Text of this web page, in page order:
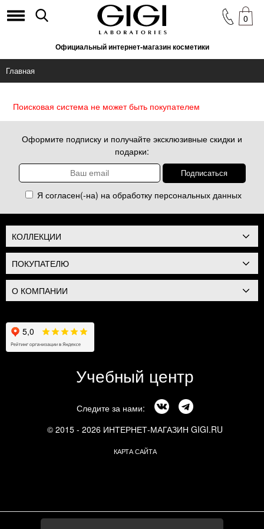
Официальный интернет-магазин косметики
0
Главная
Поисковая система не может быть покупателем
Оформите подписку и получайте эксклюзивные скидки и
подарки:
Я согласен(-на) на обработку персональных данных
КОЛЛЕКЦИИ
ПОКУПАТЕЛЮ
О КОМПАНИИ
Учебный центр
Следите за нами:
© 2015 - 2026 ИНТЕРНЕТ-МАГАЗИН GIGI.RU
КАРТА САЙТА